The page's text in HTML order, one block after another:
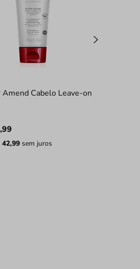
Cabelo Leave-on
,99
42,99 sem juros